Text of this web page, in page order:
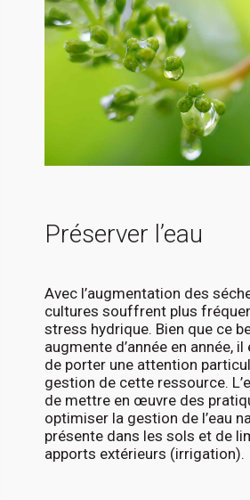
Préserver l’eau
Avec l’augmentation des
cultures souffrent plus
stress hydrique. Bien que ce
augmente d’année en année,
de porter une attention
gestion de cette ressource.
de mettre en œuvre des
optimiser la gestion de l’eau
présente dans les sols et de
apports extérieurs (irrigation).